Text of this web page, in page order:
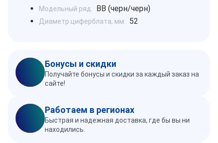
Модельный ряд: BB (черн/черн)
Диаметр циферблата, мм: 52
Бонусы и скидки
Получайте бонусы и скидки за каждый заказ на
сайте!
Работаем в регионах
Быстрая и надежная доставка, где бы вы ни
находились.